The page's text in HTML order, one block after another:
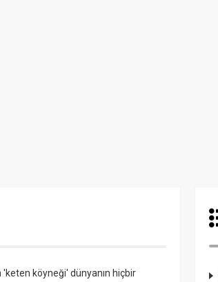
'keten köyneği' dünyanın hiçbir